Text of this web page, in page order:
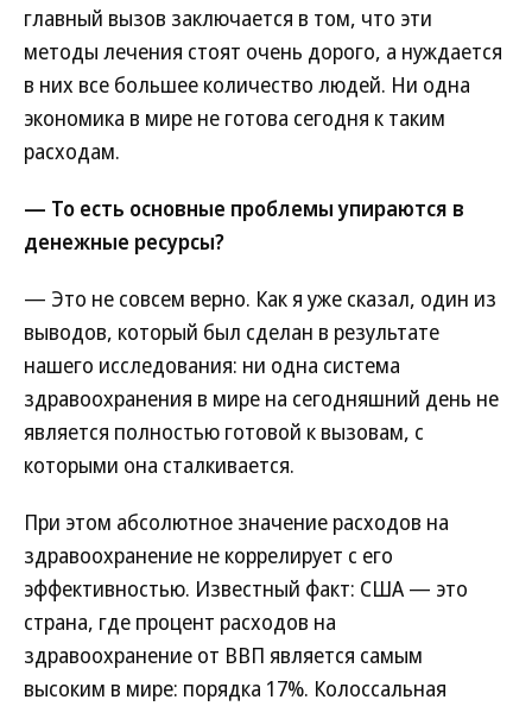
главный вызов заключается в том, что эти
методы лечения стоят очень дорого, а нуждается
в них все большее количество людей. Ни одна
экономика в мире не готова сегодня к таким
расходам.
— То есть основные проблемы упираются в
денежные ресурсы?
— Это не совсем верно. Как я уже сказал, один из
выводов, который был сделан в результате
нашего исследования: ни одна система
здравоохранения в мире на сегодняшний день не
является полностью готовой к вызовам, с
которыми она сталкивается.
При этом абсолютное значение расходов на
здравоохранение не коррелирует с его
эффективностью. Известный факт: США — это
страна, где процент расходов на
здравоохранение от ВВП является самым
высоким в мире: порядка 17%. Колоссальная